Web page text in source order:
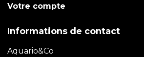
Votre compte
Informations de contact
Aquario&Co